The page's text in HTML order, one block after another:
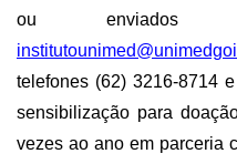
ou enviados
telefones (62) 3216-8714
sensibilização para
vezes ao ano em parceria